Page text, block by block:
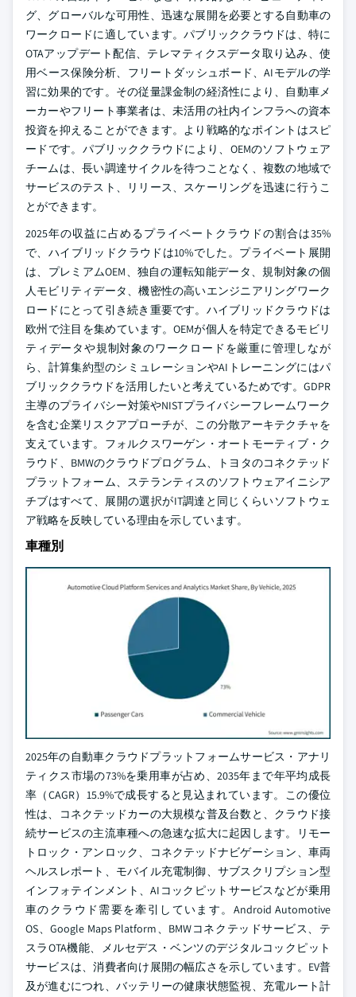
グ、グローバルな可用性、迅速な展開を必要とする自動車の
ワークロードに適しています。パブリッククラウドは、特に
OTAアップデート配信、テレマティクスデータ取り込み、使
用ベース保険分析、フリートダッシュボード、AIモデルの学
習に効果的です。その従量課金制の経済性により、自動車メ
ーカーやフリート事業者は、未活用の社内インフラへの資本
投資を抑えることができます。より戦略的なポイントはスピ
ードです。パブリッククラウドにより、OEMのソフトウェア
チームは、長い調達サイクルを待つことなく、複数の地域で
サービスのテスト、リリース、スケーリングを迅速に行うこ
とができます。
2025年の収益に占めるプライベートクラウドの割合は35%
で、ハイブリッドクラウドは10%でした。プライベート展開
は、プレミアムOEM、独自の運転知能データ、規制対象の個
人モビリティデータ、機密性の高いエンジニアリングワーク
ロードにとって引き続き重要です。ハイブリッドクラウドは
欧州で注目を集めています。OEMが個人を特定できるモビリ
ティデータや規制対象のワークロードを厳重に管理しなが
ら、計算集約型のシミュレーションやAIトレーニングにはパ
ブリッククラウドを活用したいと考えているためです。GDPR
主導のプライバシー対策やNISTプライバシーフレームワーク
を含む企業リスクアプローチが、この分散アーキテクチャを
支えています。フォルクスワーゲン・オートモーティブ・ク
ラウド、BMWのクラウドプログラム、トヨタのコネクテッド
プラットフォーム、ステランティスのソフトウェアイニシア
チブはすべて、展開の選択がIT調達と同じくらいソフトウェ
ア戦略を反映している理由を示しています。
車種別
2025年の自動車クラウドプラットフォームサービス・アナリ
ティクス市場の73%を乗用車が占め、2035年まで年平均成長
率（CAGR）15.9%で成長すると見込まれています。この優位
性は、コネクテッドカーの大規模な普及台数と、クラウド接
続サービスの主流車種への急速な拡大に起因します。リモー
トロック・アンロック、コネクテッドナビゲーション、車両
ヘルスレポート、モバイル充電制御、サブスクリプション型
インフォテインメント、AIコックピットサービスなどが乗用
車のクラウド需要を牽引しています。Android Automotive
OS、Google Maps Platform、BMWコネクテッドサービス、テ
スラOTA機能、メルセデス・ベンツのデジタルコックピット
サービスは、消費者向け展開の幅広さを示しています。EV普
及が進むにつれ、バッテリーの健康状態監視、充電ルート計